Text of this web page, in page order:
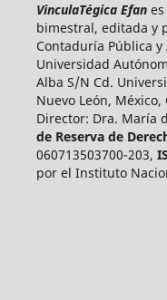
VinculaTégica Efanes
bimestral, editada y
Contaduría Pública
Universidad
Alba S/N Cd.
Nuevo León, México,
Director: Dra. María
de Reserva de
060713503700-203,
por el Instituto